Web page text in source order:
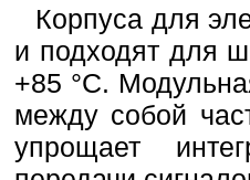
Корпуса для
и подходят для
+85 °C.
между собой
упрощает